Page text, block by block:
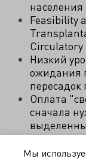
населения
Feasibility
Circulatory
Низкий
ожидания
пересадок
Оплата
сначала
академик
Мы